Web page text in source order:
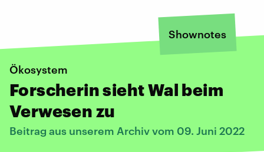
Shownotes
Ökosystem
Forscherin sieht Wal beim
Verwesen zu
Beitrag aus unserem Archiv vom 09. Juni 2022